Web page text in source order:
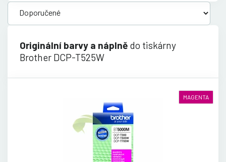
Originální barvy a náplně do tiskárny
Brother DCP-T525W
MAGENTA